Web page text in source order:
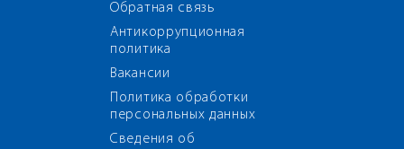
Обратная связь
Антикоррупционная
политика
Вакансии
Политика обработки
персональных данных
Сведения об